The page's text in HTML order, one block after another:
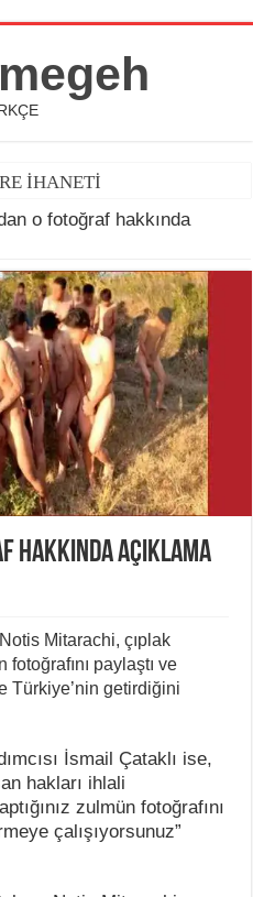
İHANETİ
o fotoğraf hakkında
hakkında açıklama
Mitarachi, çıplak
paylaştı ve
Türkiye’nin getirdiğini
İsmail Çataklı ise,
hakları ihlali
zulmün fotoğrafını
çalışıyorsunuz”